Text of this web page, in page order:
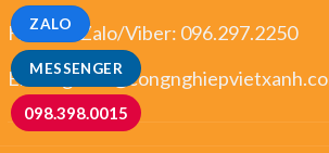
MESSENGER
ZALO
098.398.0015
Hotline/Zalo/Viber: 096.297.2250
Email: